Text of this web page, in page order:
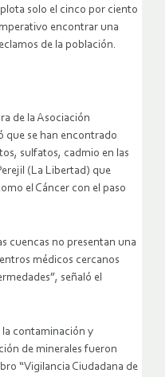
solo el cinco por ciento
encontrar una
de la población.
de la Asociación
que se han encontrado
sulfatos, cadmio en las
(La Libertad) que
el Cáncer con el paso
cuencas no presentan una
médicos cercanos
señaló el
la contaminación y
de minerales fueron
“Vigilancia Ciudadana de